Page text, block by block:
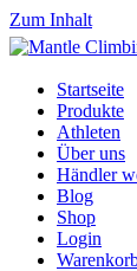
Zum Inhalt
Startseite
Produkte
Athleten
Über uns
Händler
Blog
Shop
Login